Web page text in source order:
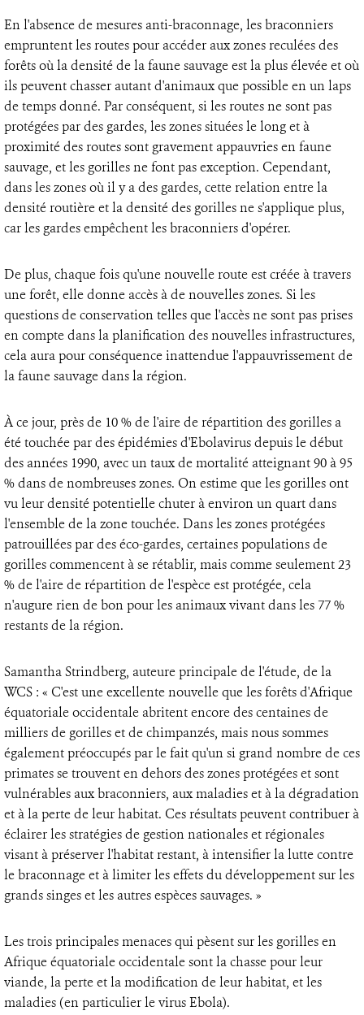
En l'absence de mesures anti-braconnage, les braconniers
empruntent les routes pour accéder aux zones reculées des
forêts où la densité de la faune sauvage est la plus élevée et où
ils peuvent chasser autant d'animaux que possible en un laps
de temps donné. Par conséquent, si les routes ne sont pas
protégées par des gardes, les zones situées le long et à
proximité des routes sont gravement appauvries en faune
sauvage, et les gorilles ne font pas exception. Cependant,
dans les zones où il y a des gardes, cette relation entre la
densité routière et la densité des gorilles ne s'applique plus,
car les gardes empêchent les braconniers d'opérer.
De plus, chaque fois qu'une nouvelle route est créée à travers
une forêt, elle donne accès à de nouvelles zones. Si les
questions de conservation telles que l'accès ne sont pas prises
en compte dans la planification des nouvelles infrastructures,
cela aura pour conséquence inattendue l'appauvrissement de
la faune sauvage dans la région.
À ce jour, près de 10 % de l'aire de répartition des gorilles a
été touchée par des épidémies d'Ebolavirus depuis le début
des années 1990, avec un taux de mortalité atteignant 90 à 95
% dans de nombreuses zones. On estime que les gorilles ont
vu leur densité potentielle chuter à environ un quart dans
l'ensemble de la zone touchée. Dans les zones protégées
patrouillées par des éco-gardes, certaines populations de
gorilles commencent à se rétablir, mais comme seulement 23
% de l'aire de répartition de l'espèce est protégée, cela
n'augure rien de bon pour les animaux vivant dans les 77 %
restants de la région.
Samantha Strindberg, auteure principale de l'étude, de la
WCS : « C'est une excellente nouvelle que les forêts d'Afrique
équatoriale occidentale abritent encore des centaines de
milliers de gorilles et de chimpanzés, mais nous sommes
également préoccupés par le fait qu'un si grand nombre de ces
primates se trouvent en dehors des zones protégées et sont
vulnérables aux braconniers, aux maladies et à la dégradation
et à la perte de leur habitat. Ces résultats peuvent contribuer à
éclairer les stratégies de gestion nationales et régionales
visant à préserver l'habitat restant, à intensifier la lutte contre
le braconnage et à limiter les effets du développement sur les
grands singes et les autres espèces sauvages. »
Les trois principales menaces qui pèsent sur les gorilles en
Afrique équatoriale occidentale sont la chasse pour leur
viande, la perte et la modification de leur habitat, et les
maladies (en particulier le virus Ebola).